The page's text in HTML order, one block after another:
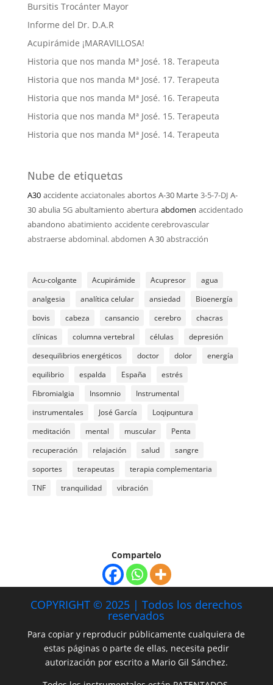
Bursitis Trocánter Mayor
Informe del Dr. D.A.R
Acupirámide ¡MARAVILLOSA!
Historia que nos manda Mª José. 18. Terapeuta
Historia que nos manda Mª José. 17. Terapeuta
Historia que nos manda Mª José. 16. Terapeuta
Historia que nos manda Mª José. 15. Terapeuta
Historia que nos manda Mª José. 14. Terapeuta
Nube de etiquetas
A30 accidente acciatonales abortos A-30 Marte 3-5-7-DJ A-
30 abulia 5G abultamiento abertura abdomen accidentado
abandono abatimiento accidente cerebrovascular
abstraerse abdominal. abdomen A 30 abstracción
Acu-colgante Acupirámide Acupresor
agua
analgesia
analítica celular ansiedad
Bioenergía
bovis
cabeza cansancio cerebro
chacras
clínicas
columna vertebral células
depresión
desequilibrios energéticos
doctor dolor
energía
equilibrio
espalda España
estrés
Fibromialgia
Insomnio
Instrumental
instrumentales
José García
Loqipuntura
meditación
mental muscular
Penta
recuperación
relajación salud
sangre
soportes
terapeutas
terapia complementaria
TNF
tranquilidad vibración
Compartelo
COPYRIGHT © 2025 | Todos los derechos
reservados
Para copiar y reproducir públicamente cualquiera de
estas páginas o parte de ellas, necesita pedir
autorización por escrito a Mario Gil Sánchez.